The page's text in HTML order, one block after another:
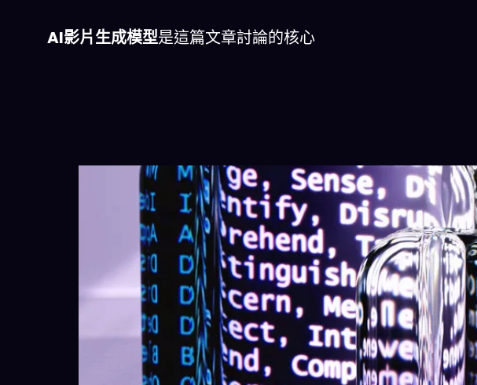
AI影片生成模型是這篇文章討論的核心
一